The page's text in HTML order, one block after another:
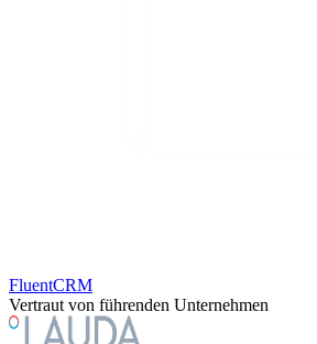
FluentCRM
Vertraut von führenden Unternehmen